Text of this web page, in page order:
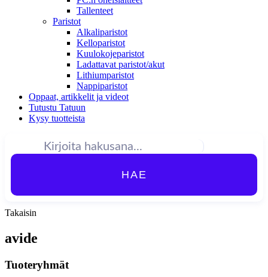
Tallenteet
Paristot
Alkaliparistot
Kelloparistot
Kuulokojeparistot
Ladattavat paristot/akut
Lithiumparistot
Nappiparistot
Oppaat, artikkelit ja videot
Tutustu Tatuun
Kysy tuotteista
HAE
Takaisin
avide
Tuoteryhmät